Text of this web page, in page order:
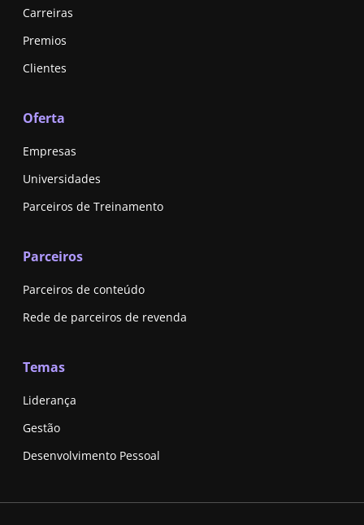
Carreiras
Premios
Clientes
Oferta
Empresas
Universidades
Parceiros de Treinamento
Parceiros
Parceiros de conteúdo
Rede de parceiros de revenda
Temas
Liderança
Gestão
Desenvolvimento Pessoal